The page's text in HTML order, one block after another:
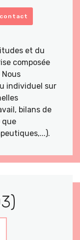
contact
et du
composée
individuel sur
bilans de
que